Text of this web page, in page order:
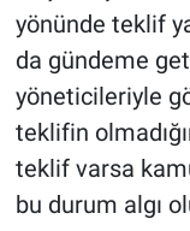
yönünde teklif
da gündeme
yöneticileriyle
teklifin
teklif varsa
bu durum algı